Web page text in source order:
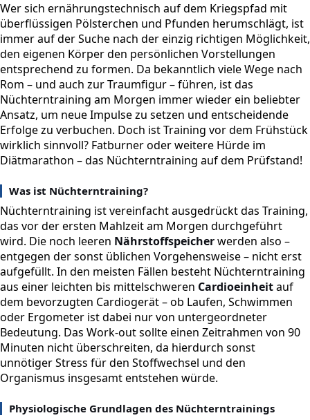
Wer sich ernährungstechnisch auf dem Kriegspfad mit
überflüssigen Pölsterchen und Pfunden herumschlägt, ist
immer auf der Suche nach der einzig richtigen Möglichkeit,
den eigenen Körper den persönlichen Vorstellungen
entsprechend zu formen. Da bekanntlich viele Wege nach
Rom – und auch zur Traumfigur – führen, ist das
Nüchterntraining am Morgen immer wieder ein beliebter
Ansatz, um neue Impulse zu setzen und entscheidende
Erfolge zu verbuchen. Doch ist Training vor dem Frühstück
wirklich sinnvoll? Fatburner oder weitere Hürde im
Diätmarathon – das Nüchterntraining auf dem Prüfstand!
Was ist Nüchterntraining?
Nüchterntraining ist vereinfacht ausgedrückt das Training,
das vor der ersten Mahlzeit am Morgen durchgeführt
wird. Die noch leeren Nährstoffspeicherwerden also –
entgegen der sonst üblichen Vorgehensweise – nicht erst
aufgefüllt. In den meisten Fällen besteht Nüchterntraining
aus einer leichten bis mittelschweren Cardioeinheitauf
dem bevorzugten Cardiogerät – ob Laufen, Schwimmen
oder Ergometer ist dabei nur von untergeordneter
Bedeutung. Das Work-out sollte einen Zeitrahmen von 90
Minuten nicht überschreiten, da hierdurch sonst
unnötiger Stress für den Stoffwechsel und den
Organismus insgesamt entstehen würde.
Physiologische Grundlagen des Nüchterntrainings